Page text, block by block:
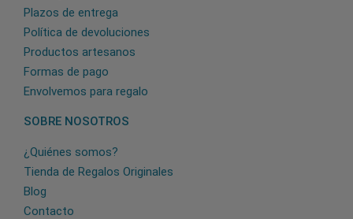
Plazos de entrega
Política de devoluciones
Productos artesanos
Formas de pago
Envolvemos para regalo
SOBRE NOSOTROS
¿Quiénes somos?
Tienda de Regalos Originales
Blog
Contacto